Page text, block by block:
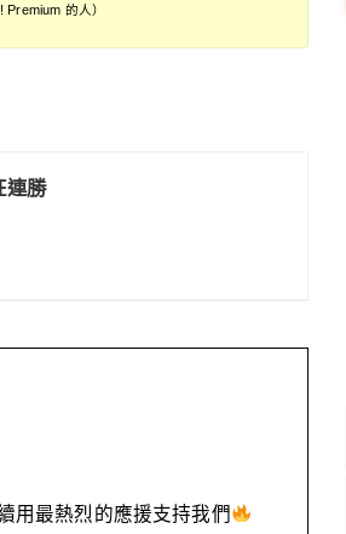
的人）
連勝
用最熱烈的應援支持我們